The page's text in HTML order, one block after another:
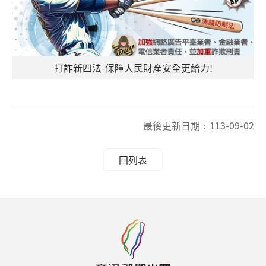
打詐新四法-保障人民財產安全更給力!
最後更新日期： 113-09-02
回列表